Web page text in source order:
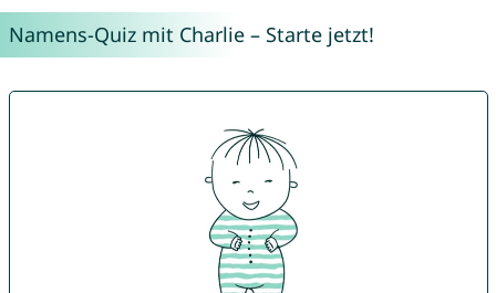
Namens-Quiz mit Charlie – Starte jetzt!